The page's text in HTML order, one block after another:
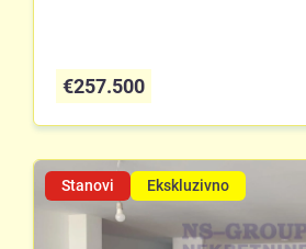
€257.500
Stanovi Ekskluzivno